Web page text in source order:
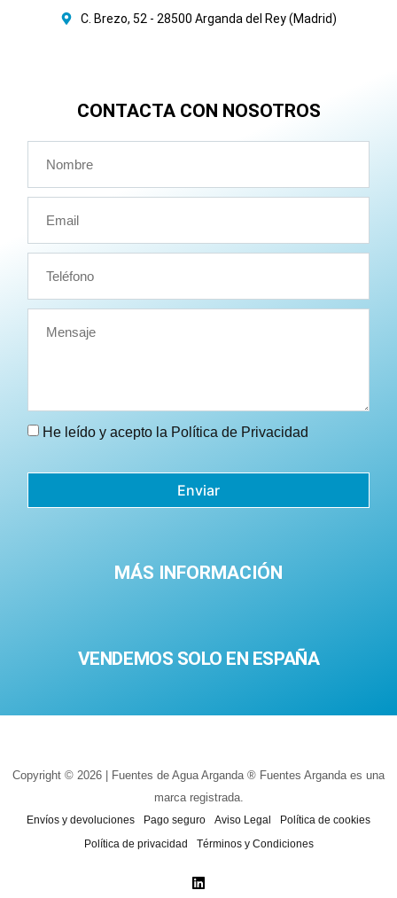
C. Brezo, 52 - 28500 Arganda del Rey (Madrid)
CONTACTA CON NOSOTROS
He leído y acepto la Política de Privacidad
Enviar
MÁS INFORMACIÓN
VENDEMOS SOLO EN ESPAÑA
Copyright © 2026 | Fuentes de Agua Arganda ® Fuentes Arganda es una
marca registrada.
Envíos y devoluciones Pago seguro Aviso Legal
Política de cookies
Política de privacidad
Términos y Condiciones